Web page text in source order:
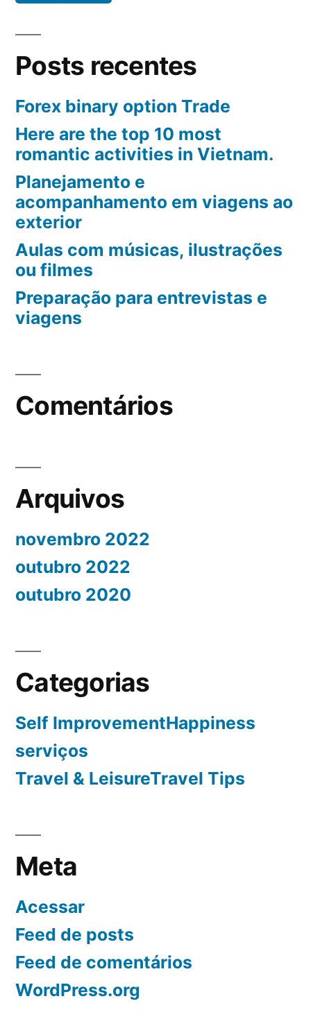
Posts recentes
Forex binary option Trade
Here are the top 10 most
romantic activities in Vietnam.
Planejamento e
acompanhamento em viagens ao
exterior
Aulas com músicas, ilustrações
ou filmes
Preparação para entrevistas e
viagens
Comentários
Arquivos
novembro 2022
outubro 2022
outubro 2020
Categorias
Self ImprovementHappiness
serviços
Travel & LeisureTravel Tips
Meta
Acessar
Feed de posts
Feed de comentários
WordPress.org